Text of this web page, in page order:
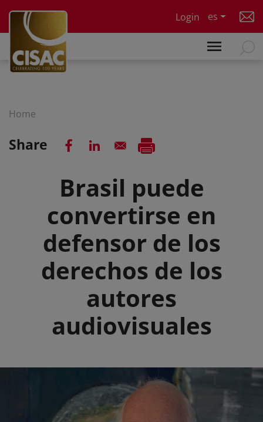
Login
es
Home
Share
Brasil puede
convertirse en
defensor de los
derechos de los
autores
audiovisuales